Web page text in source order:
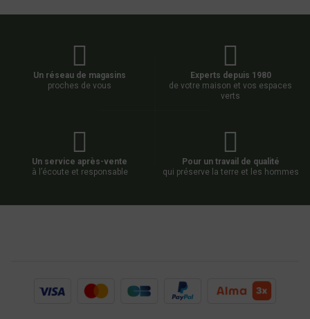
Un réseau de magasins
proches de vous
Experts depuis 1980
de votre maison et vos espaces
verts
Un service après-vente
à l’écoute et responsable
Pour un travail de qualité
qui préserve la terre et les hommes